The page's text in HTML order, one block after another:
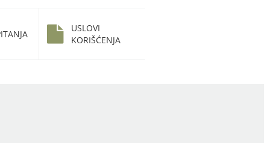
USLOVI
KORIŠĆENJA